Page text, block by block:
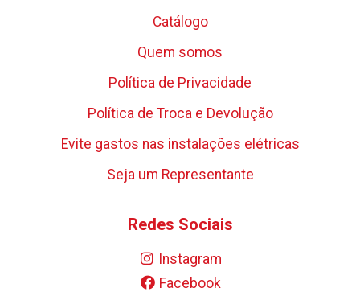
Catálogo
Quem somos
Política de Privacidade
Política de Troca e Devolução
Evite gastos nas instalações elétricas
Seja um Representante
Redes Sociais
Instagram
Facebook